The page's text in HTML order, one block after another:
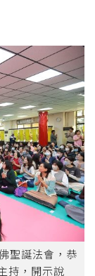
聖誕法會，恭
持，開示說